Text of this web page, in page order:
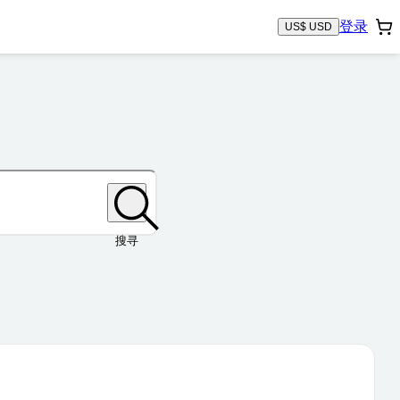
US$ USD 登录
搜寻